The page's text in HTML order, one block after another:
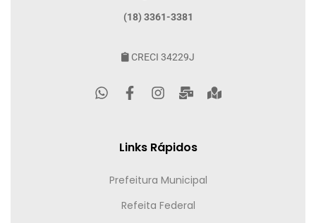
(18) 3361-3381
CRECI 34229J
Links Rápidos
Prefeitura Municipal
Refeita Federal